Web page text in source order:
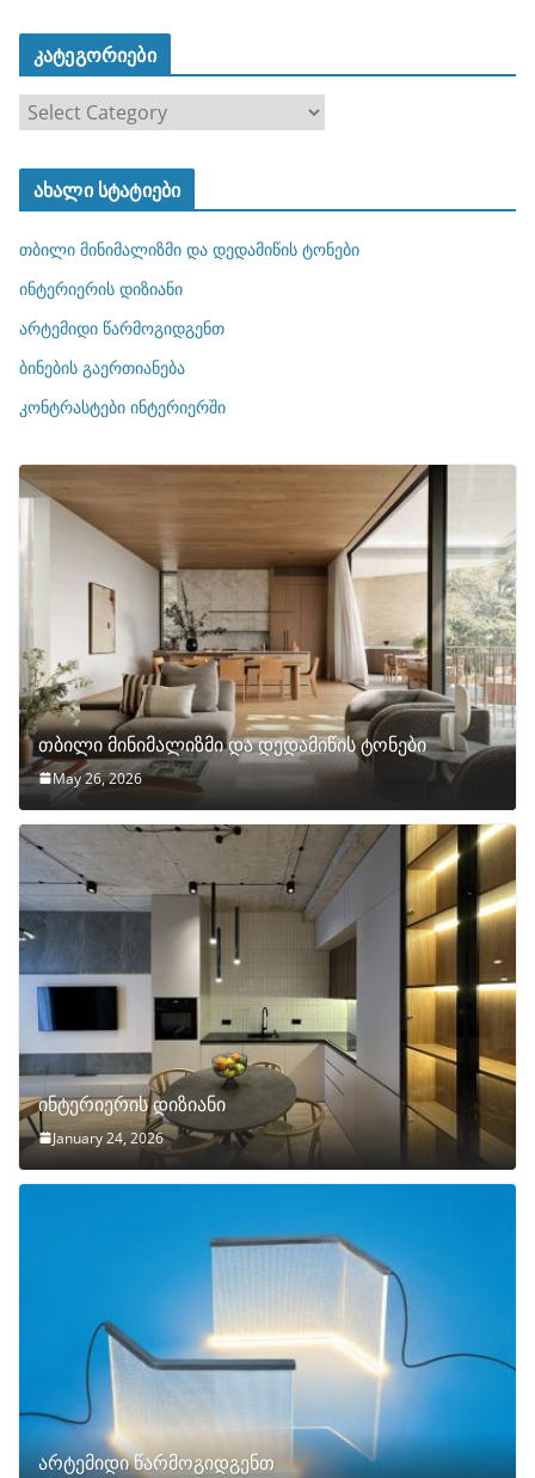
კატეგორიები
ტ
ო
რ
ბ
ი
ახალი სტატიები
თბილი მინიმალიზმი და დედამიწის ტონები
ინტერიერის დიზიანი
არტემიდი წარმოგიდგენთ
ბინების გაერთიანება
კონტრასტები ინტერიერში
თბილი მინიმალიზმი და დედამიწის ტონები
May 26, 2026
ინტერიერის დიზიანი
January 24, 2026
არტემიდი წარმოგიდგენთ